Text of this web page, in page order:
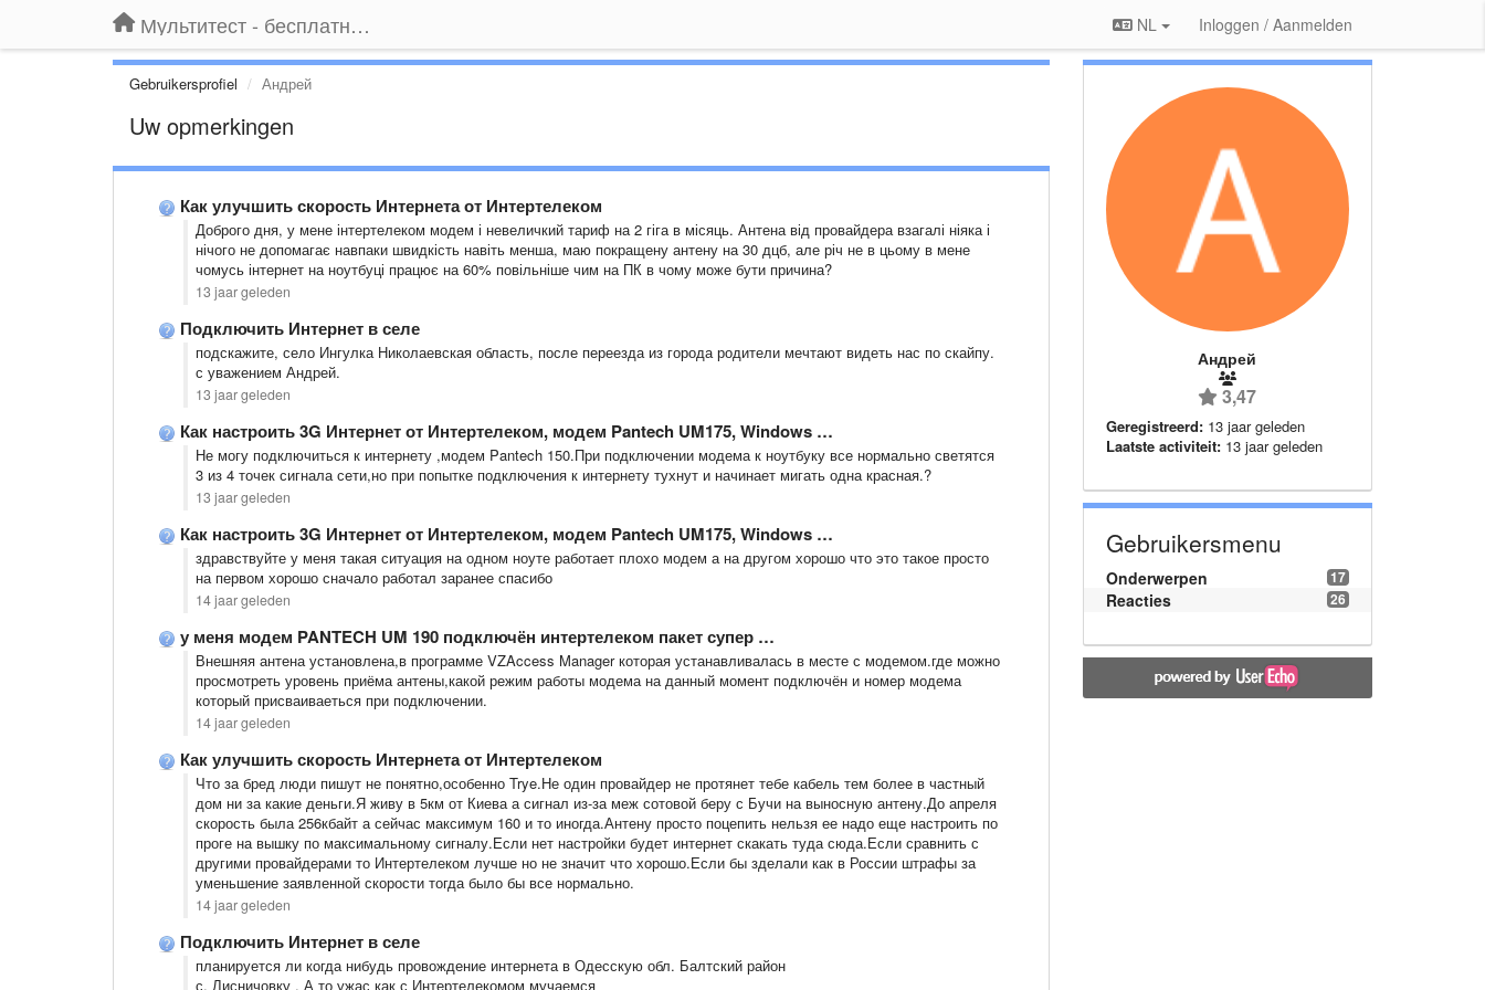
Мультитест - бесплатный подбор провайдера по адресу NL Inloggen / Aanmelden
Gebruikersprofiel Андрей
Uw opmerkingen
Как улучшить скорость Интернета от Интертелеком
Доброго дня, у мене інтертелеком модем і невеличкий тариф на 2 гіга в місяць. Антена від провайдера взагалі ніяка і
нічого не допомагає навпаки швидкість навіть менша, маю покращену антену на 30 дцб, але річ не в цьому в мене
чомусь інтернет на ноутбуці працює на 60% повільніше чим на ПК в чому може бути причина?
13 jaar geleden
Подключить Интернет в селе
подскажите, село Ингулка Николаевская область, после переезда из города родители мечтают видеть нас по скайпу.
с уважением Андрей.
13 jaar geleden
Как настроить 3G Интернет от Интертелеком, модем Pantech UM175, Windows …
Не могу подключиться к интернету ,модем Pantech 150.При подключении модема к ноутбуку все нормально светятся
3 из 4 точек сигнала сети,но при попытке подключения к интернету тухнут и начинает мигать одна красная.?
13 jaar geleden
Как настроить 3G Интернет от Интертелеком, модем Pantech UM175, Windows …
здравствуйте у меня такая ситуация на одном ноуте работает плохо модем а на другом хорошо что это такое просто
на первом хорошо сначало работал заранее спасибо
14 jaar geleden
у меня модем PANTECH UM 190 подключён интертелеком пакет супер …
Внешняя антена установлена,в программе VZAccess Manager которая устанавливалась в месте с модемом.где можно
просмотреть уровень приёма антены,какой режим работы модема на данный момент подключён и номер модема
который присваиваеться при подключении.
14 jaar geleden
Как улучшить скорость Интернета от Интертелеком
Что за бред люди ​пишут не понятно,особенно Trye.Не один провайдер не протянет тебе кабель тем более в частный
дом ни за какие деньги.Я живу в 5км от Киева а сигнал из-за меж сотовой беру с Бучи на выносную антену.До апреля
скорость была 256кбайт а сейчас максимум 160 и то иногда.Антену просто поцепить нельзя ее надо еще настроить по
проге на вышку по максимальному сигналу.Если нет настройки будет интернет скакать туда сюда.Если сравнить с
другими провайдерами то Интертелеком лучше но не значит что хорошо.Если бы зделали как в России штрафы за
уменьшение заявленной скорости тогда было бы все нормально.
14 jaar geleden
Подключить Интернет в селе
планируется ли когда нибудь провождение интернета в Одесскую обл. Балтский район
с. Лисничовку . А то ужас как с Интертелекомом мучаемся
Андрей
3,47
Geregistreerd: 13 jaar geleden
Laatste activiteit: 13 jaar geleden
Gebruikersmenu
17
Onderwerpen
26
Reacties